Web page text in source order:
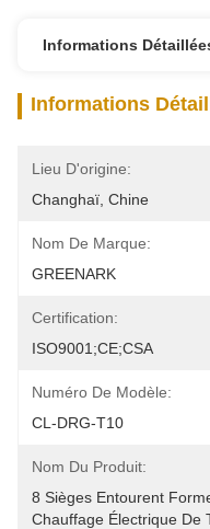
Informations
Informations
Lieu D'origine:
Changhaï, Chine
Nom De Marque:
GREENARK
Certification:
ISO9001;CE;CSA
Numéro De Modèle:
CL-DRG-T10
Nom Du Produit:
8 Sièges Entourent
Chauffage Électrique De